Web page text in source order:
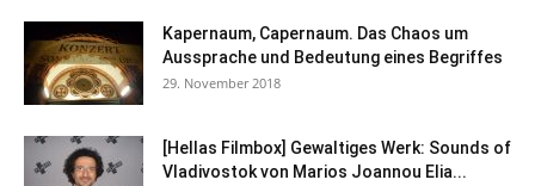
Kapernaum, Capernaum. Das Chaos um
Aussprache und Bedeutung eines Begriffes
29. November 2018
[Hellas Filmbox] Gewaltiges Werk: Sounds of
Vladivostok von Marios Joannou Elia...